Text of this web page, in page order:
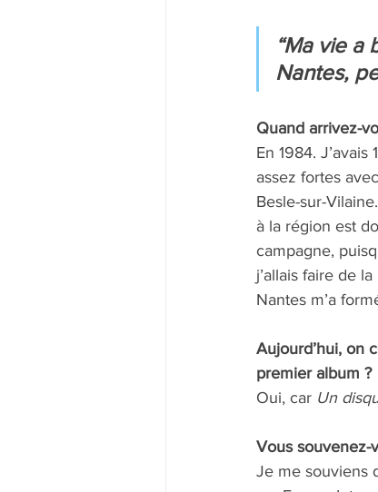
“Ma vie a
Nantes,
Quand arrivez-
En 1984.
assez fortes
Besle-sur-
à la région est
campagne,
j’allais faire de
Nantes m’a
Aujourd’hui, on
premier album ?
Oui, car Un
Vous souvenez-
Je me souviens